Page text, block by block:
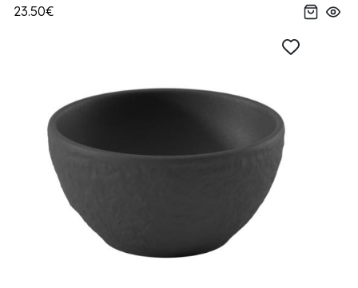
23.50€